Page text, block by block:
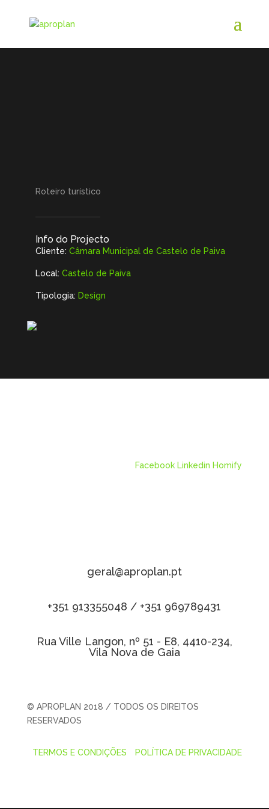
Roteiro turístico
Info do Projecto
Cliente:Câmara Municipal de Castelo de Paiva
Local:Castelo de Paiva
Tipologia: Design
Facebook Linkedin Homify
geral@aproplan.pt
+351 913355048 / +351 969789431
Rua Ville Langon, nº 51 - E8, 4410-234,
Vila Nova de Gaia
© APROPLAN 2018 / TODOS OS DIREITOS
RESERVADOS
TERMOS E CONDIÇÕES POLÍTICA DE PRIVACIDADE